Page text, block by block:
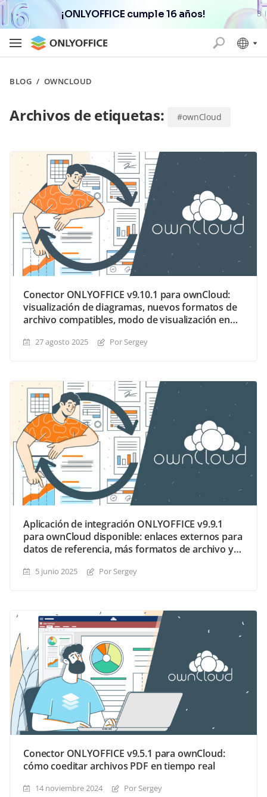
¡ONLYOFFICE cumple 16 años!
BLOG / OWNCLOUD
Archivos de etiquetas: #ownCloud
Conector ONLYOFFICE v9.10.1 para ownCloud:
visualización de diagramas, nuevos formatos de
archivo compatibles, modo de visualización en
27 agosto 2025 Por Sergey
Aplicación de integración ONLYOFFICE v9.9.1
para ownCloud disponible: enlaces externos para
datos de referencia, más formatos de archivo y
5 junio 2025 Por Sergey
Conector ONLYOFFICE v9.5.1 para ownCloud:
cómo coeditar archivos PDF en tiempo real
14 noviembre 2024 Por Sergey